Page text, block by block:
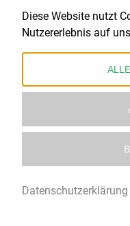
Gefördert durch:
Diese Website nutzt
Nutzererlebnis auf
Datenschutzerklärung